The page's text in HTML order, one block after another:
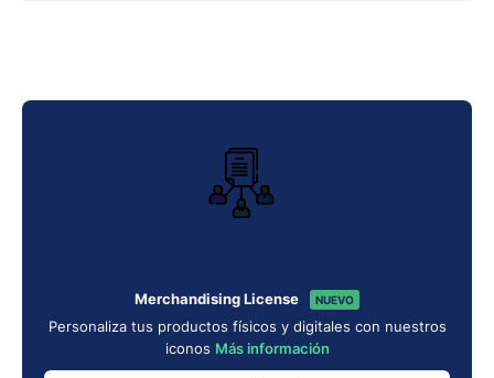
Merchandising License NUEVO
Personaliza tus productos físicos y digitales con nuestros
iconos Más información